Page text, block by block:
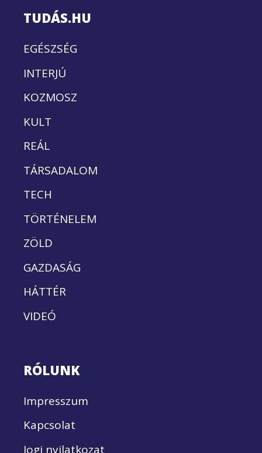
TUDÁS.HU
EGÉSZSÉG
INTERJÚ
KOZMOSZ
KULT
REÁL
TÁRSADALOM
TECH
TÖRTÉNELEM
ZÖLD
GAZDASÁG
HÁTTÉR
VIDEÓ
RÓLUNK
Impresszum
Kapcsolat
Jogi nyilatkozat